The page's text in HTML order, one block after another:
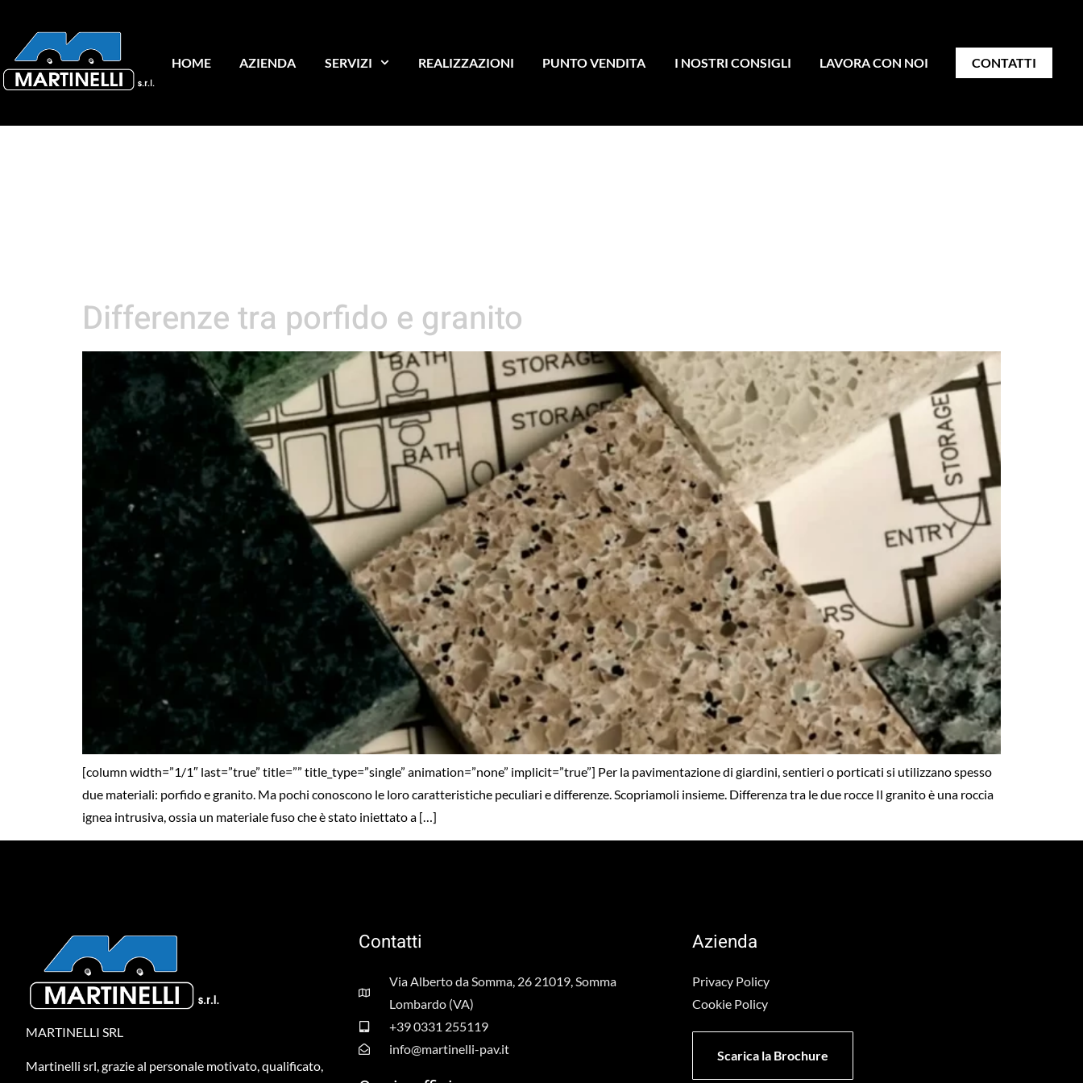
HOME AZIENDA SERVIZI REALIZZAZIONI PUNTO VENDITA I NOSTRI CONSIGLI LAVORA CON NOI CONTATTI
Differenze tra porfido e granito
[column width=”1/1″ last=”true” title=”” title_type=”single” animation=”none” implicit=”true”] Per la pavimentazione di giardini, sentieri o porticati si utilizzano spesso
due materiali: porfido e granito. Ma pochi conoscono le loro caratteristiche peculiari e differenze. Scopriamoli insieme. Differenza tra le due rocce Il granito è una roccia
ignea intrusiva, ossia un materiale fuso che è stato iniettato a […]
MARTINELLI SRL
Martinelli srl, grazie al personale motivato, qualificato,
Contatti
Via Alberto da Somma, 26 21019, Somma
Lombardo (VA)
+39 0331 255119
info@martinelli-pav.it
Azienda
Privacy Policy
Cookie Policy
Scarica la Brochure